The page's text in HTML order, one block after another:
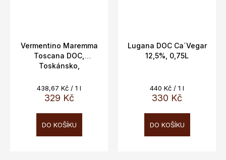
Vermentino Maremma
Toscana DOC,
Toskánsko,
0,75L
329 Kč
Měrná
cena:
438,67 Kč / 1 l
DO KOŠÍKU
Lugana DOC Ca´Vegar
12,5%, 0,75L
330 Kč
Měrná
cena:
440 Kč / 1 l
DO KOŠÍKU